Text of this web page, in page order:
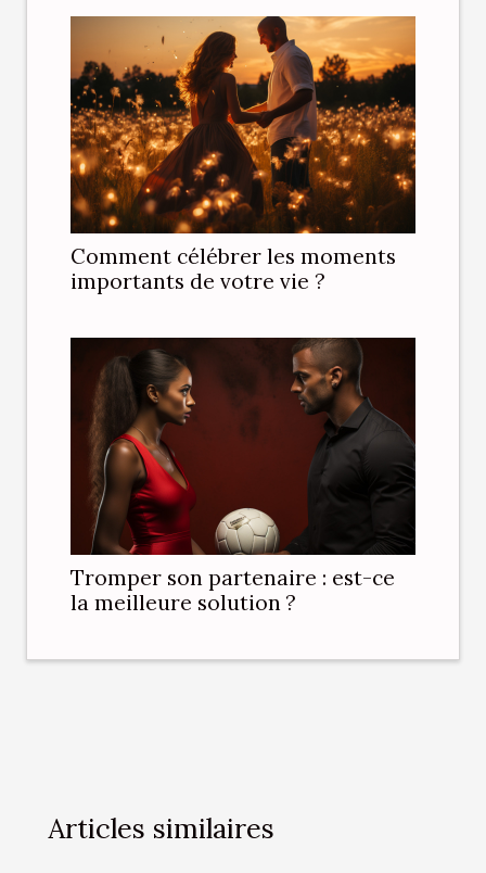
Comment célébrer les moments
importants de votre vie ?
Tromper son partenaire : est-ce
la meilleure solution ?
Articles similaires